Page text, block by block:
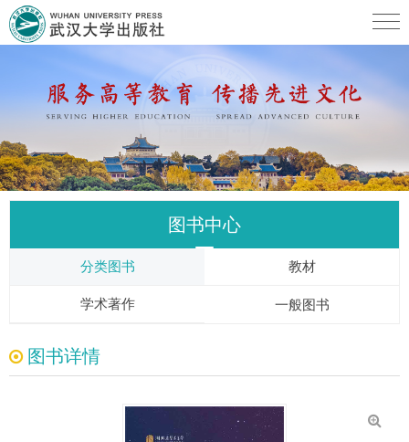
图书中心
分类图书 教材
学术著作 一般图书
图书详情